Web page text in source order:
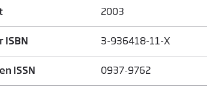
2003
ISBN 3-936418-11-X
ISSN 0937-9762